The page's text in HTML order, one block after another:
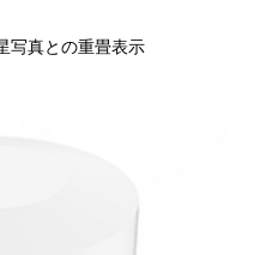
写真との重畳表示